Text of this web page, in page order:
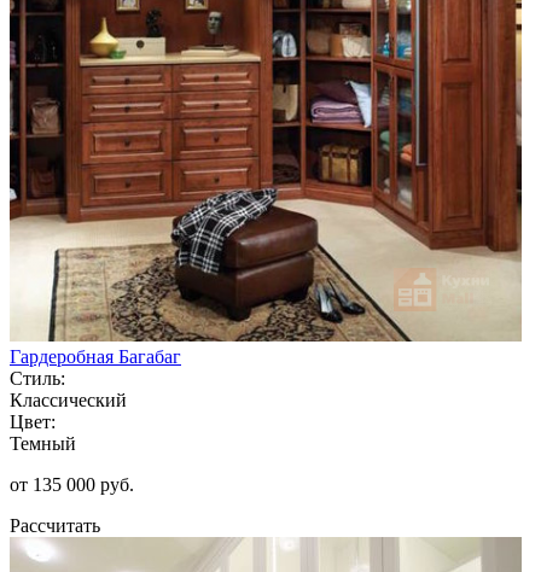
Гардеробная Багабаг
Стиль:
Классический
Цвет:
Темный
от 135 000 руб.
Рассчитать